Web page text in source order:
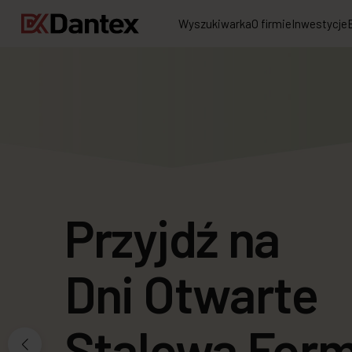
WyszukiwarkaO firmieInwestycje
Wykończenie
mieszkania w
Przyjdź na
Dni Otwarte